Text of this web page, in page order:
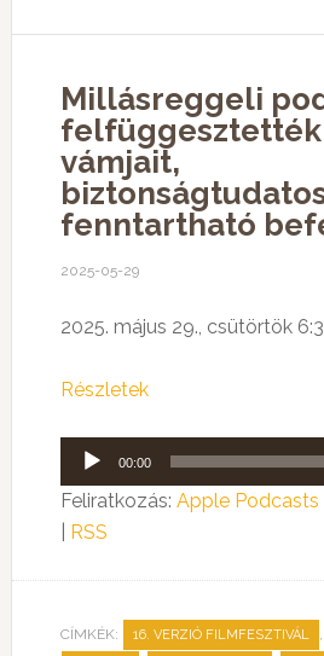
Millásreggeli
felfüggesztették
vámjait,
fenntartható
2025-05-29
2025. május 29., csütörtök
Részletek
Audió
lejátszó
00:00
Feliratkozás: Apple Podcasts
RSS
CÍMKÉK: 16. VERZIÓ FILMFESZTIVÁL ,